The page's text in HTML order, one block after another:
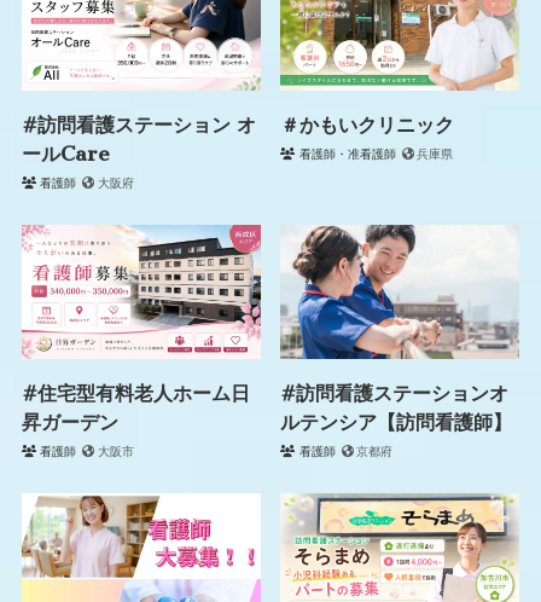
#訪問看護ステーション オ
ールCare
看護師 大阪府
＃かもいクリニック
看護師・准看護師 兵庫県
#住宅型有料老人ホーム日
昇ガーデン
看護師 大阪市
#訪問看護ステーションオ
ルテンシア【訪問看護師】
看護師 京都府